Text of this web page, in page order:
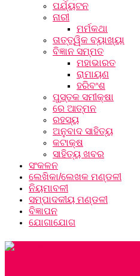
ପର୍ଯ୍ୟଟନ
ନାରୀ
ମର୍ମକଥା
ତାତ୍ତ୍ୱିକ ବ୍ୟାଖ୍ୟା
ବିଜ୍ଞାନ ସମ୍ମତ
ମହାଭାରତ
ରାମାୟଣ
ହରିବଂଶ
ପୁସ୍ତକ ସମୀକ୍ଷା
ରେ ଆତ୍ମନ
ରହସ୍ୟ
ଅନୁବାଦ ସାହିତ୍ୟ
କଟାକ୍ଷ
ସାହିତ୍ୟ ଖବର
ସଂକଳନ
ଲେଖିକା/ଲେଖକ ମଣ୍ଡଳୀ
ନିୟମାବଳୀ
ସମ୍ପାଦକୀୟ ମଣ୍ଡଳୀ
ବିଜ୍ଞାପନ
ଯୋଗାଯୋଗ